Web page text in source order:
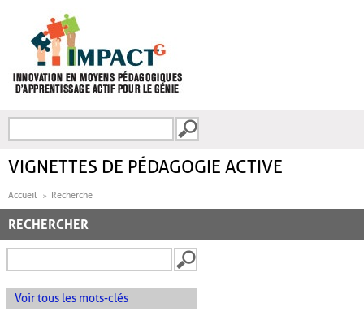
FORMULAIRE DE
VIGNETTES DE PÉDAGOGIE ACTIVE
Accueil Recherche
RECHERCHER
Voir tous les mots-clés